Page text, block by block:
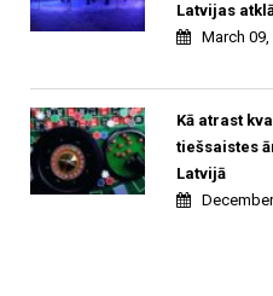
Latvijas
March 09,
Kā atrast
tiešsaistes
Latvijā